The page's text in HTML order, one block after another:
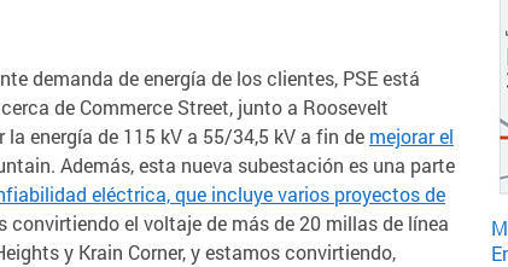
demanda de energía de los clientes, PSE está
de Commerce Street, junto a Roosevelt
energía de 115 kV a 55/34,5 kV a fin de mejorar el
Además, esta nueva subestación es una parte
eléctrica, que incluye varios proyectos de
convirtiendo el voltaje de más de 20 millas de línea
y Krain Corner, y estamos convirtiendo,